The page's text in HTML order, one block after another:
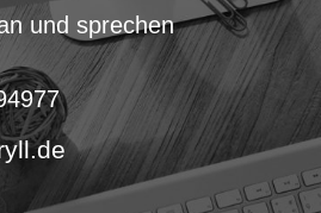
und sprechen